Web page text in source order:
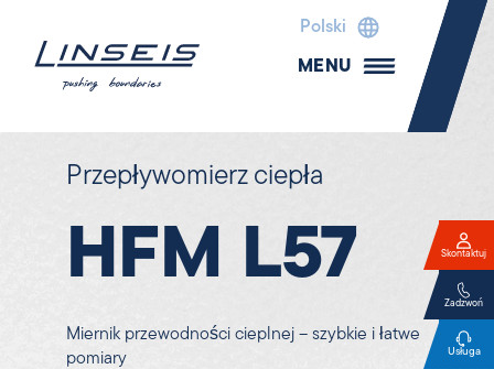
Polski
MENU
Przepływomierz ciepła
HFM L57
Miernik przewodności cieplnej – szybkie i łatwe
pomiary
Skontaktuj
Zadzwoń
Usługa